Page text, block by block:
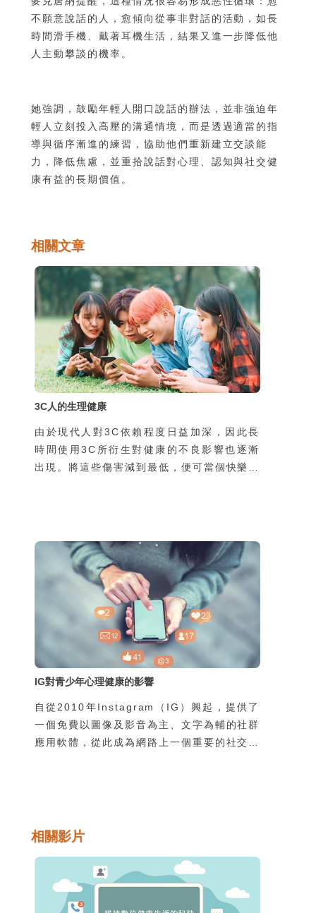
不願意說話的人，愈傾向從事非對話的活動，如長
時間滑手機、戴著耳機生活，結果又進一步降低他
人主動攀談的機率。
她強調，鼓勵年輕人開口說話的辦法，並非強迫年
輕人立刻投入高壓的溝通情境，而是透過適當的指
導與循序漸進的練習，協助他們重新建立交談能
力，降低焦慮，並重拾說話對心理、認知與社交健
康有益的長期價值。
相關文章
3C人的生理健康
由於現代人對3C依賴程度日益加深，因此長
時間使用3C所衍生對健康的不良影響也逐漸
出現。將這些傷害減到最低，便可當個快樂又
IG對青少年心理健康的影響
自從2010年Instagram（IG）興起，提供了
一個免費以圖像及影音為主、文字為輔的社群
應用軟體，從此成為網路上一個重要的社交平
始說明，其次探討IG的使用對青少年可能的
出因應之道。
相關影片